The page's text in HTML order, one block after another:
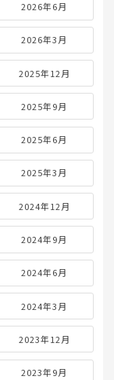
2026年6月
2026年3月
2025年12月
2025年9月
2025年6月
2025年3月
2024年12月
2024年9月
2024年6月
2024年3月
2023年12月
2023年9月